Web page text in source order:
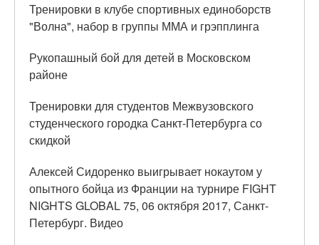
Тренировки в клубе спортивных единоборств
"Волна", набор в группы ММА и грэпплинга
Рукопашный бой для детей в Московском
районе
Тренировки для студентов Межвузовского
студенческого городка Санкт-Петербурга со
скидкой
Алексей Сидоренко выигрывает нокаутом у
опытного бойца из Франции на турнире FIGHT
NIGHTS GLOBAL 75, 06 октября 2017, Санкт-
Петербург. Видео